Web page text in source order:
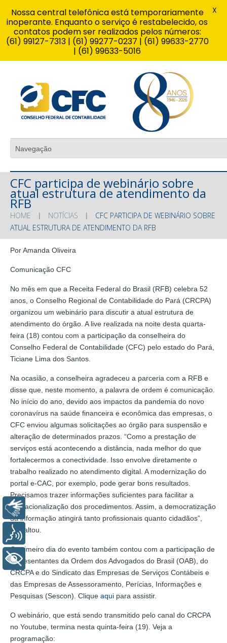
CFC participa de webinário sobre
atual estrutura de atendimento da
RFB
HOME NOTÍCIAS
CFC PARTICIPA DE WEBINÁRIO SOBRE
ATUAL ESTRUTURA DE ATENDIMENTO DA RFB
Por Amanda Oliveira
Comunicação CFC
No mês em que a Receita Federal do Brasil (RFB) celebra 52
anos, o Conselho Regional de Contabilidade do Pará (CRCPA)
organizou um webinário para discutir a atual estrutura de
atendimento do órgão. A live realizada na noite desta quarta-
feira (18) contou com a participação da conselheira do
Conselho Federal de Contabilidade (CFC) pelo estado do Pará,
Ticiane Lima dos Santos.
Na ocasião, a conselheira agradeceu a parceria com a RFB e
disse que, neste momento, a palavra de ordem é comunicação.
No início do ano, devido aos impactos da pandemia do novo
coronavírus na saúde financeira e econômica das empresas, o
CFC enviou algumas solicitações ao órgão para suspensão e
alteração de determinados prazos. “Como a prestação de
serviços está acontecendo a distância, nada melhor do que
fortalecermos a conectividade. Isso envolve diretamente o
trabalho realizado no atendimento digital. A modernização do
portal e-CAC, por exemplo, pode gerar bons resultados.
Precisamos trazer informações suficientes para facilitar a
operacionalização dos procedimentos. Assim, a democratização
da informação atingirá tanto profissionais quanto cidadãos”,
ressaltou.
O primeiro dia do evento também contou com a participação de
representantes da Ordem dos Advogados do Brasil (OAB), do
CRCPA e do Sindicato das Empresas de Serviços Contábeis e
das Empresas de Assessoramento, Perícias, Informações e
Pesquisas (Sescon). Clique aqui para assistir.
O webinário, que está sendo transmitido pelo canal do CRCPA
no Youtube, termina nesta quinta-feira (19). Veja a
programação:
Nossa central telefônica está temporariamente
inoperante. Enquanto o serviço é restabelecido, os
contatos podem ser realizados pelos números:
(61) 99127-7313 | (61) 99277-0237 | (61) 99633-2770
| (61) 99633-5016
X
Libras
Voz
+ Acessibilidade